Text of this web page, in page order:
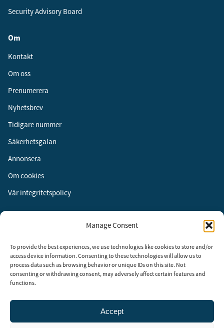
Manage Consent
To provide the best experiences, we use technologies like cookies to store and/or
access device information. Consenting to these technologies will allow us to
process data such as browsing behavior or unique IDs on this site. Not
consenting or withdrawing consent, may adversely affect certain features and
functions.
Accept
Security Advisory Board
Om
Kontakt
Om oss
Prenumerera
Nyhetsbrev
Tidigare nummer
Säkerhetsgalan
Annonsera
Om cookies
Vår integritetspolicy
Instagram
LinkedIn